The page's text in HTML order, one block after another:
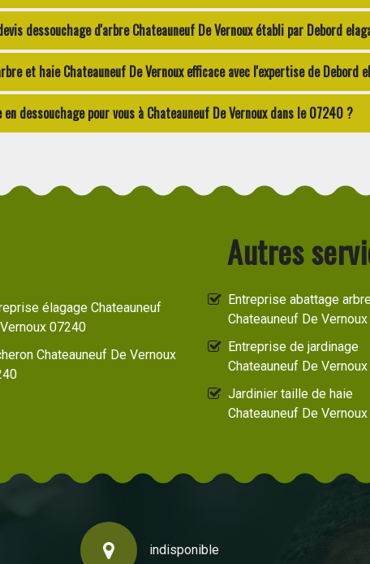
dessouchage d'arbre Chateauneuf De Vernoux établi par Debord
et haie Chateauneuf De Vernoux efficace avec l'expertise de Debord
dessouchage pour vous à Chateauneuf De Vernoux dans le 07240 ?
Autres
élagage Chateauneuf
07240
Chateauneuf De Vernoux
Entreprise abattage
Chateauneuf De
Entreprise de jardinage
Chateauneuf De
Jardinier taille de haie
Chateauneuf De
indisponible